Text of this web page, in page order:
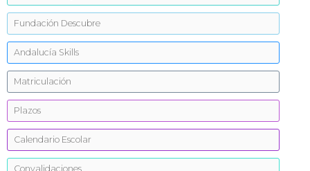
Fundación Descubre
Andalucía Skills
Matriculación
Plazos
Calendario Escolar
Convalidaciones